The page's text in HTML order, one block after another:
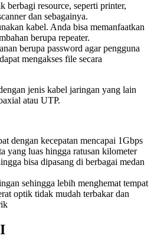
berbagi resource, seperti printer,
dan sebagainya.
kabel. Anda bisa memanfaatkan
berupa repeater.
berupa password agar pengguna
mengakses file secara
jenis kabel jaringan yang lain
atau UTP.
dengan kecepatan mencapai 1Gbps
yang luas hingga ratusan kilometer
bisa dipasang di berbagai medan
sehingga lebih menghemat tempat
optik tidak mudah terbakar dan